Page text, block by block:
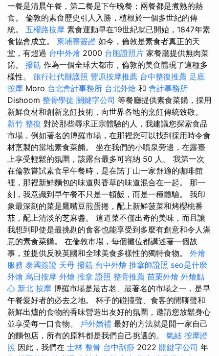
一餐是清晨午餐，第二餐是下午晚餐；兩餐都是煮熟的熱
食。 倫敦的素食歷史引人入勝，植根於一個多世紀的傳
統。 五權路按摩 素食運動早在19世紀就已開始，1847年素
食協會成立。 柬埔寨簽證 如今，倫敦是素食者真正的天
堂，有超過 台中外燴 2000 台胞證照片 家餐廳提供無肉菜
餚。 撥筋 作為一個全球大都市，倫敦的美食體現了這種多
樣性。 旅行社代辦護照 豐原按摩推薦 台中整復推薦 足底
按摩 Moro 台北會計事務所 台北外燴 和 會計事務所
Dishoom 整骨學徒 關鍵字公司 等餐廳提供素食菜餚，採用
新鮮食材和創新烹飪技術，向世界各地的烹飪傳統致敬。
新竹 整復 對於那些尋求正宗體驗的人，我建議您探索食品
市場，例如著名的博羅市場，在那裡您可以找到採用時令食
材烹製的當地素食菜餚。 坐在我們的小噴泉旁邊，在露臺
上享受輕鬆的氛圍，該露台最多可容納 50 人。 我第一次
在倫敦嘗試素食早午餐時，是在諾丁山一家舒適的咖啡館
裡，那裡新鮮麵包的味道與香草的味道混合在一起。 那一
刻，我意識到早午餐不只是一頓飯，而是一種體驗。 我印
象最深刻的菜是鷹嘴豆煎蛋捲，配上新鮮菠菜和烤櫻桃番
茄，配上清淡的芝麻醬。 這道菜不僅出奇的美味，而且讓
我想到即使是最挑剔的食客也能享受到多麼有創意和令人滿
意的素食菜餚。 在倫敦市場，每個攤位都講述著一個故
事，並提供反映英國和全球美食多樣性的獨特食物。 外燴
服務 泰國簽證 天母 撥筋 台中外燴 推拿師證照 seo是什麼
外燴 烏日按摩 外燴 推拿 證照 整骨推薦 苗栗外燴 外燴點
心 新北 按摩 博羅市場是最古老、最著名的市場之一，是早
午餐愛好者的必去之地。 杯子的碰撞聲、食客的閒聊聲和
新鮮出爐的食物的香味營造出友好的氛圍，邀請您放鬆身心
並享受每一口食物。 戶外婚禮 最好的方法就是開一家自己
的麵包店，所有的原料都是我們自己挑選的。 氣結 按摩證
照 因此，我們在 士林 整骨 台中刮痧 2022 關鍵字公司 年